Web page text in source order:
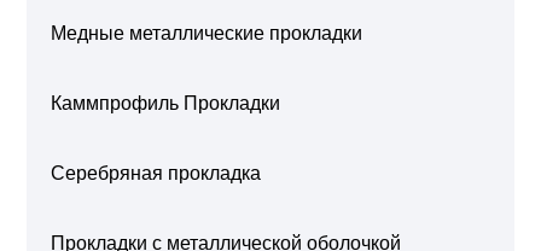
Медные металлические прокладки
Каммпрофиль Прокладки
Серебряная прокладка
Прокладки с металлической оболочкой